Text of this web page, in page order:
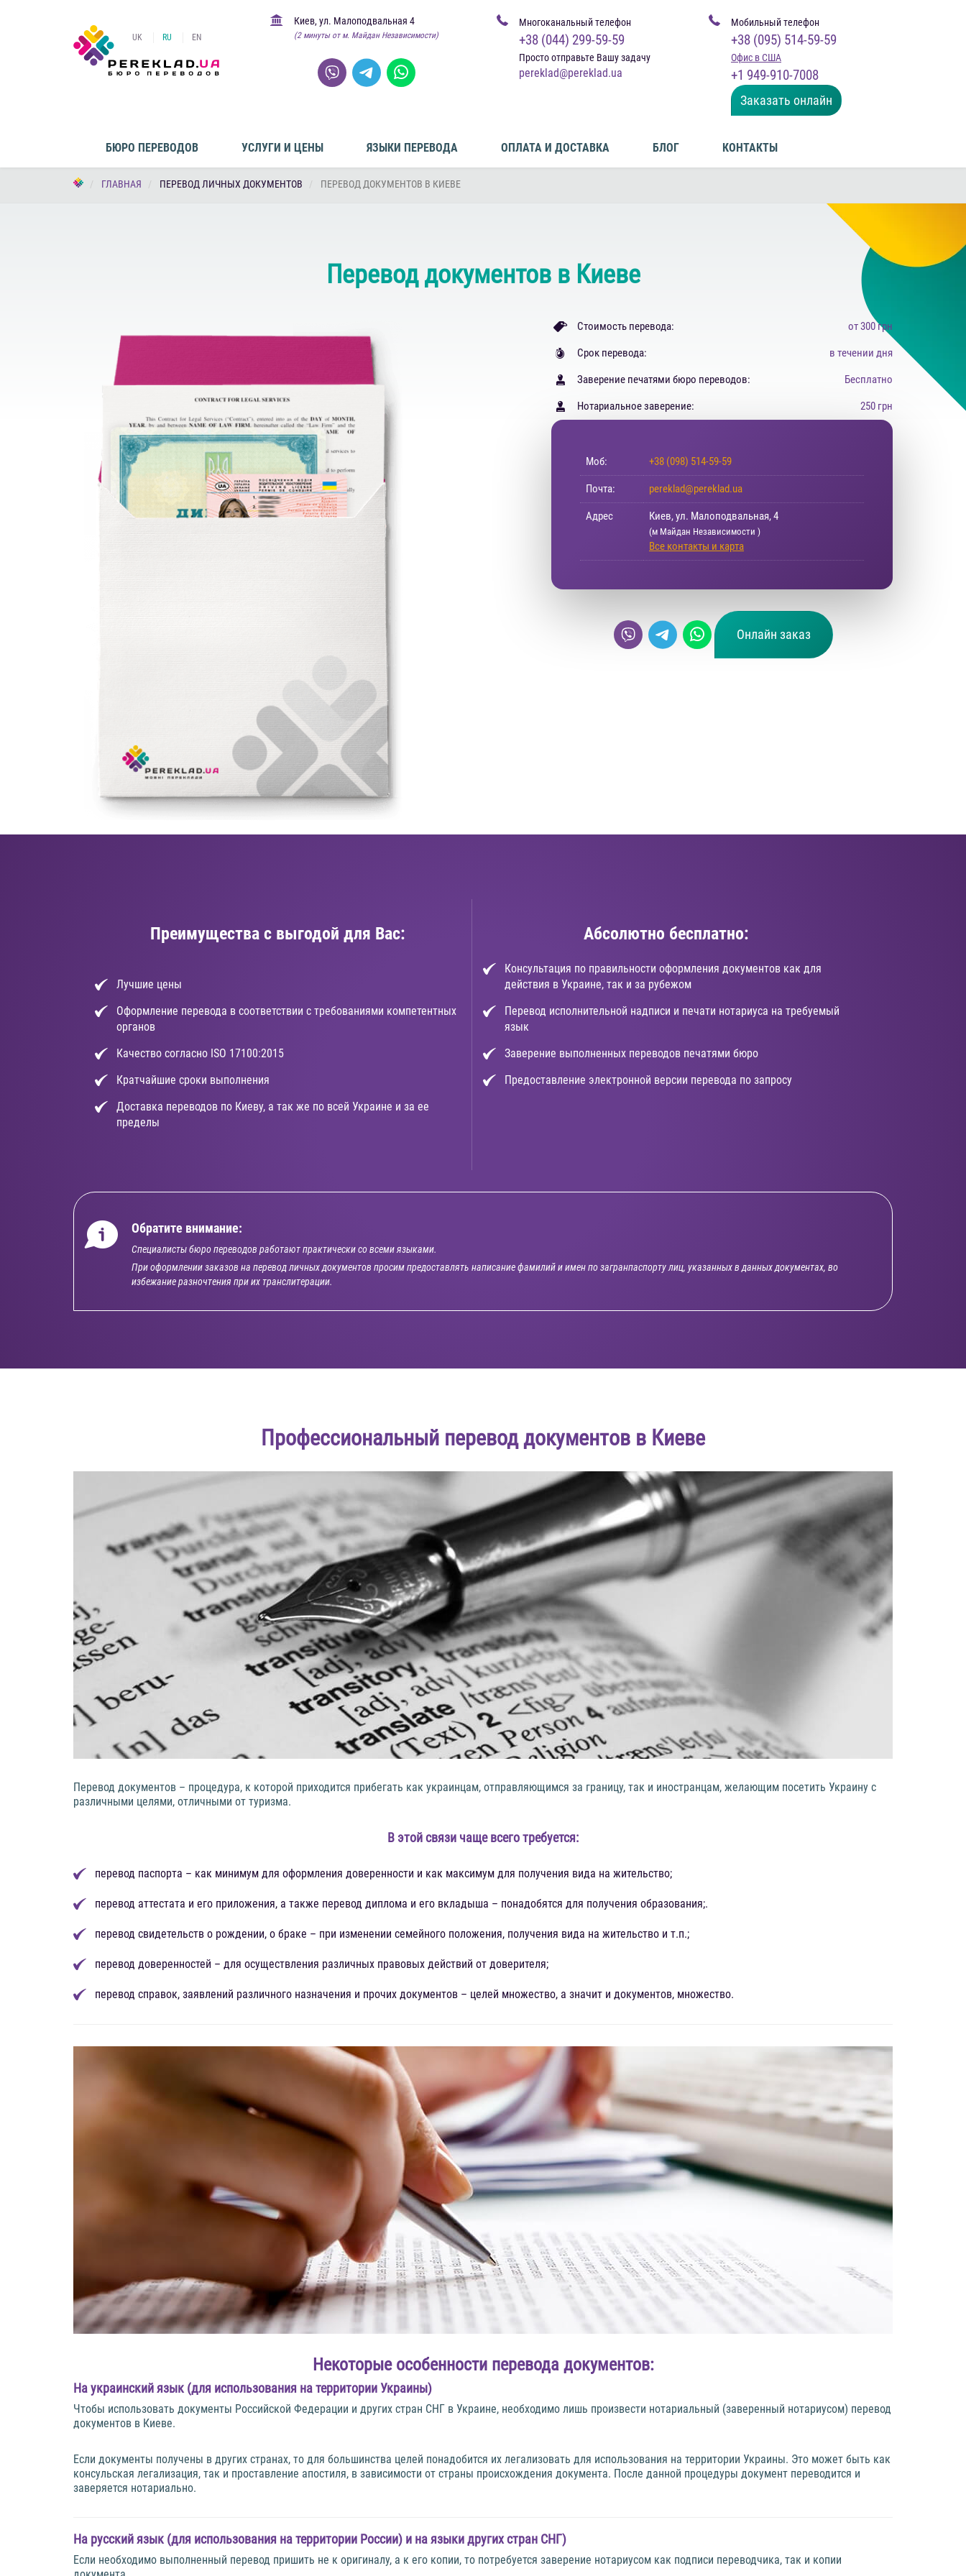
UK RU EN
Киев, ул. Малоподвальная 4
(2 минуты от м. Майдан Независимости)
Многоканальный телефон
+38 (044) 299-59-59
Просто отправьте Вашу задачу
pereklad@pereklad.ua
Мобильный телефон
+38 (095) 514-59-59
Офис в США
+1 949-910-7008
Заказать онлайн
БЮРО ПЕРЕВОДОВ УСЛУГИ И ЦЕНЫ ЯЗЫКИ ПЕРЕВОДА ОПЛАТА И ДОСТАВКА БЛОГ КОНТАКТЫ
ГЛАВНАЯ ПЕРЕВОД ЛИЧНЫХ ДОКУМЕНТОВ ПЕРЕВОД ДОКУМЕНТОВ В КИЕВЕ
Перевод документов в Киеве
Стоимость перевода: от 300 грн
Срок перевода: в течении дня
Заверение печатями бюро переводов: Бесплатно
Нотариальное заверение: 250 грн
Моб: +38 (098) 514-59-59
Почта: pereklad@pereklad.ua
Адрес Киев, ул. Малоподвальная, 4
(м Майдан Независимости )
Все контакты и карта
Онлайн заказ
Преимущества с выгодой для Вас:
Лучшие цены
Оформление перевода в соответствии с требованиями компетентных
органов
Качество согласно ISO 17100:2015
Кратчайшие сроки выполнения
Доставка переводов по Киеву, а так же по всей Украине и за ее
пределы
Абсолютно бесплатно:
Консультация по правильности оформления документов как для
действия в Украине, так и за рубежом
Перевод исполнительной надписи и печати нотариуса на требуемый
язык
Заверение выполненных переводов печатями бюро
Предоставление электронной версии перевода по запросу
Обратите внимание:
Специалисты бюро переводов работают практически со всеми языками.
При оформлении заказов на перевод личных документов просим предоставлять написание фамилий и имен по загранпаспорту лиц, указанных в данных документах, во
избежание разночтения при их транслитерации.
Профессиональный перевод документов в Киеве
Перевод документов – процедура, к которой приходится прибегать как украинцам, отправляющимся за границу, так и иностранцам, желающим посетить Украину с
различными целями, отличными от туризма.
В этой связи чаще всего требуется:
перевод паспорта – как минимум для оформления доверенности и как максимум для получения вида на жительство;
перевод аттестата и его приложения, а также перевод диплома и его вкладыша – понадобятся для получения образования;.
перевод свидетельств о рождении, о браке – при изменении семейного положения, получения вида на жительство и т.п.;
перевод доверенностей – для осуществления различных правовых действий от доверителя;
перевод справок, заявлений различного назначения и прочих документов – целей множество, а значит и документов, множество.
Некоторые особенности перевода документов:
На украинский язык (для использования на территории Украины)
Чтобы использовать документы Российской Федерации и других стран СНГ в Украине, необходимо лишь произвести нотариальный (заверенный нотариусом) перевод
документов в Киеве.
Если документы получены в других странах, то для большинства целей понадобится их легализовать для использования на территории Украины. Это может быть как
консульская легализация, так и проставление апостиля, в зависимости от страны происхождения документа. После данной процедуры документ переводится и
заверяется нотариально.
На русский язык (для использования на территории России) и на языки других стран СНГ)
Если необходимо выполненный перевод пришить не к оригиналу, а к его копии, то потребуется заверение нотариусом как подписи переводчика, так и копии